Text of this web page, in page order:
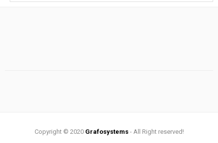
Copyright © 2020 Grafosystems- All Right reserved!